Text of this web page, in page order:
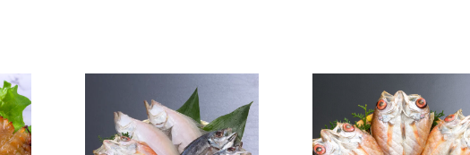
のどぐろ商品
のどぐろ一夜干